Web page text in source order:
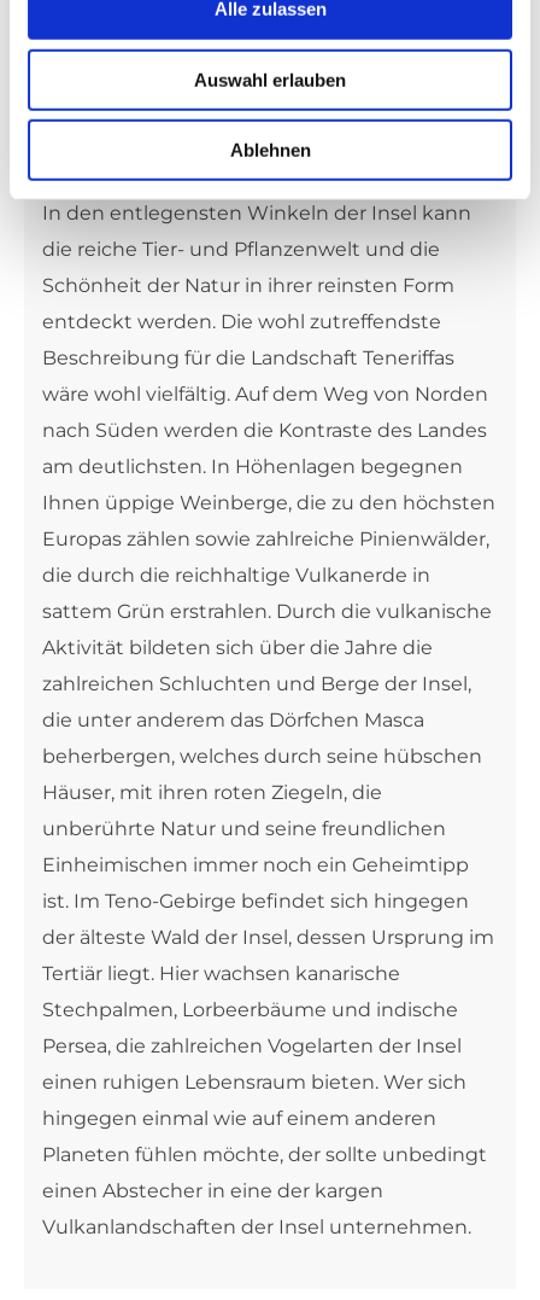
Alle zulassen
Auswahl erlauben
Ablehnen
Bergdörfer ein Stück Ziegenkäse, mit frisch
gebackenem Brot. Es wird Sie begeistern!
Die Naturschätze Teneriffas
In den entlegensten Winkeln der Insel kann
die reiche Tier- und Pflanzenwelt und die
Schönheit der Natur in ihrer reinsten Form
entdeckt werden. Die wohl zutreffendste
Beschreibung für die Landschaft Teneriffas
wäre wohl vielfältig. Auf dem Weg von Norden
nach Süden werden die Kontraste des Landes
am deutlichsten. In Höhenlagen begegnen
Ihnen üppige Weinberge, die zu den höchsten
Europas zählen sowie zahlreiche Pinienwälder,
die durch die reichhaltige Vulkanerde in
sattem Grün erstrahlen. Durch die vulkanische
Aktivität bildeten sich über die Jahre die
zahlreichen Schluchten und Berge der Insel,
die unter anderem das Dörfchen Masca
beherbergen, welches durch seine hübschen
Häuser, mit ihren roten Ziegeln, die
unberührte Natur und seine freundlichen
Einheimischen immer noch ein Geheimtipp
ist. Im Teno-Gebirge befindet sich hingegen
der älteste Wald der Insel, dessen Ursprung im
Tertiär liegt. Hier wachsen kanarische
Stechpalmen, Lorbeerbäume und indische
Persea, die zahlreichen Vogelarten der Insel
einen ruhigen Lebensraum bieten. Wer sich
hingegen einmal wie auf einem anderen
Planeten fühlen möchte, der sollte unbedingt
einen Abstecher in eine der kargen
Vulkanlandschaften der Insel unternehmen.